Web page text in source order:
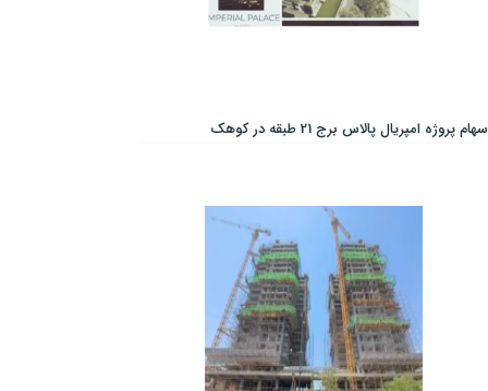
سهام پروژه امپریال پالاس برج 21 طبقه در کوهک